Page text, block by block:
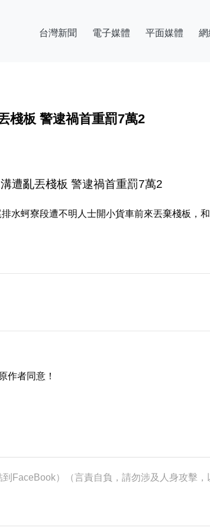
台灣新聞 電子媒體 平面媒體 網
棧板 警逮禍首重罰7萬2
遭亂丟棧板 警逮禍首重罰7萬2
水蚵寮段遭不明人士開小貨車前來丟棄棧板，
作者同意！
到FaceBook）（言責自負，請勿涉及人身攻擊，